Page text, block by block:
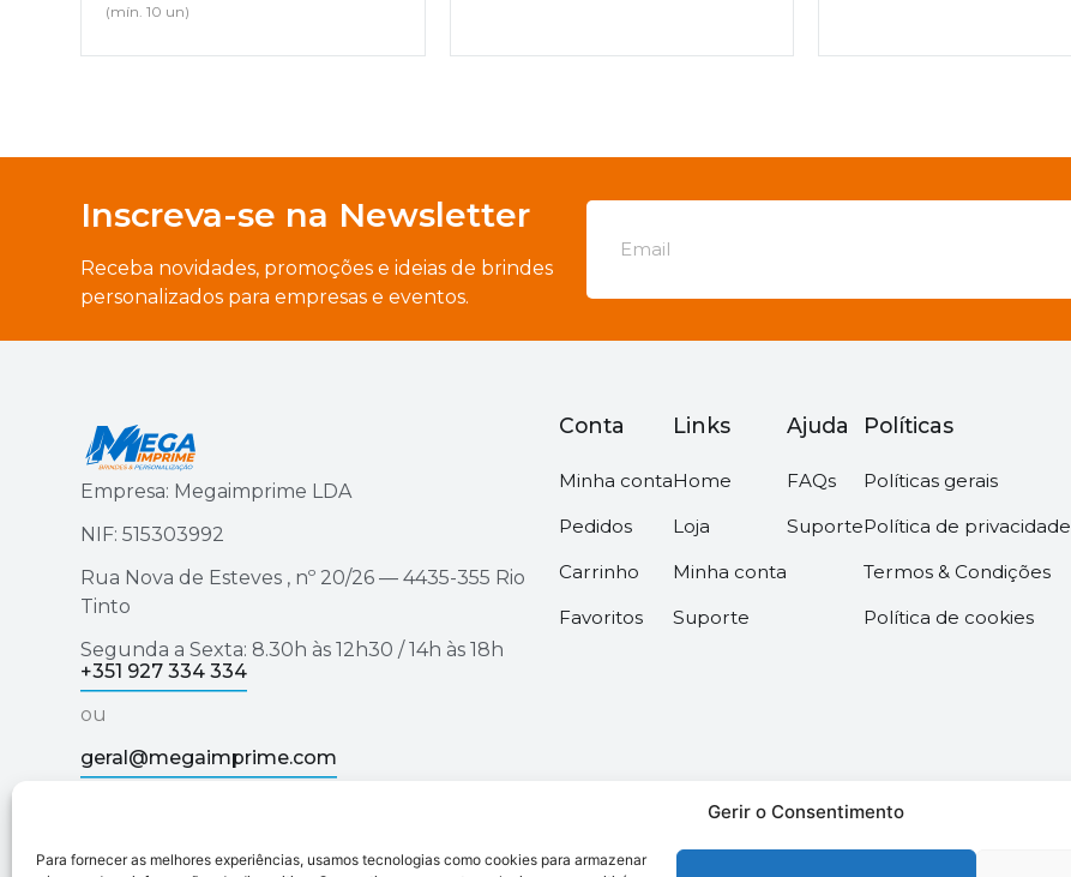
Gerir o Consentimento
Para fornecer as melhores experiências, usamos tecnologias como cookies para armazenar
(mín. 10 un)
Inscreva-se na Newsletter
Receba novidades, promoções e ideias de brindes
personalizados para empresas e eventos.
Empresa: Megaimprime LDA
NIF: 515303992
Rua Nova de Esteves , nº 20/26 — 4435-355 Rio
Tinto
Segunda a Sexta: 8.30h às 12h30 / 14h às 18h
+351 927 334 334
ou
geral@megaimprime.com
Conta
Minha conta
Pedidos
Carrinho
Favoritos
Links
Home
Loja
Minha conta
Suporte
Ajuda
FAQs
Suporte
Políticas
Políticas gerais
Política de privacidade
Termos & Condições
Política de cookies